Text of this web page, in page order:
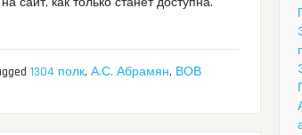
1304 полк, А.С. Абрамян, ВОВ